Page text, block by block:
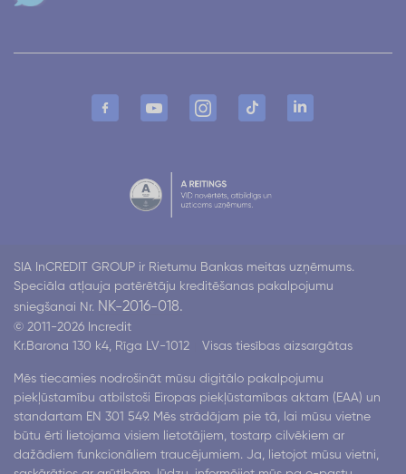
SIA InCREDIT GROUP ir Rietumu Bankas meitas uzņēmums.
Speciāla atļauja patērētāju kreditēšanas pakalpojumu
sniegšanai Nr. NK-2016-018.
© 2011-2026 Incredit
Kr.Barona 130 k4, Rīga LV-1012
Visas tiesības aizsargātas
Mēs tiecamies nodrošināt mūsu digitālo pakalpojumu
piekļūstamību atbilstoši Eiropas piekļūstamības aktam (EAA) un
standartam EN 301 549. Mēs strādājam pie tā, lai mūsu vietne
būtu ērti lietojama visiem lietotājiem, tostarp cilvēkiem ar
dažādiem funkcionāliem traucējumiem. Ja, lietojot mūsu vietni,